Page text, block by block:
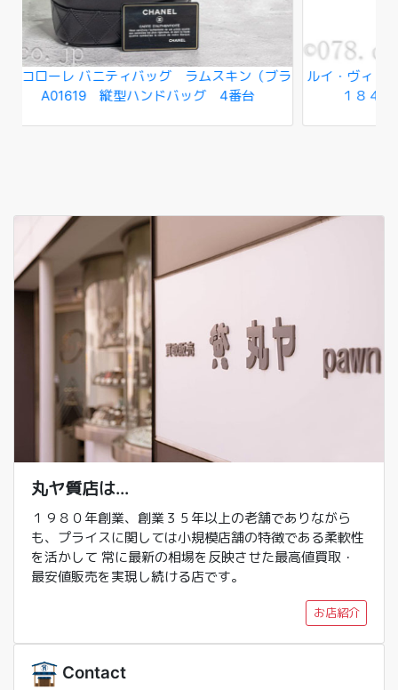
ルイ・ヴィトン バイカル タイガ（エピセア） Ｍ３０
１８４ セカンドバッグ（クラッチバッグ）
丸ヤ質店は...
１９８０年創業、創業３５年以上の老舗でありながら
も、プライスに関しては小規模店舗の特徴である柔軟性
を活かして 常に最新の相場を反映させた最高値買取・
最安値販売を実現し続ける店です。
お店紹介
Contact